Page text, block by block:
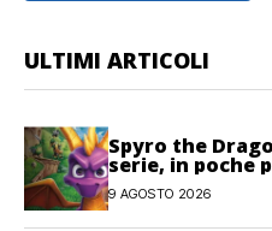
ULTIMI ARTICOLI
Spyro the
serie, in poche
9 AGOSTO 2026